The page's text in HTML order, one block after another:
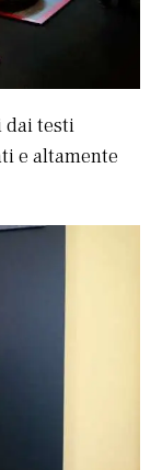
dai testi
e altamente